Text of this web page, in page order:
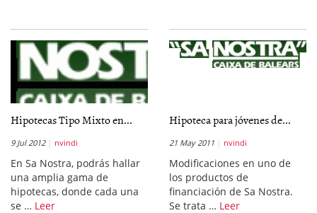
Hipotecas Tipo Mixto en...
9 Jul 2012 nvindi
En Sa Nostra, podrás hallar
una amplia gama de
hipotecas, donde cada una
se … Leer
Hipoteca para jóvenes de...
21 May 2011 nvindi
Modificaciones en uno de
los productos de
financiación de Sa Nostra.
Se trata … Leer